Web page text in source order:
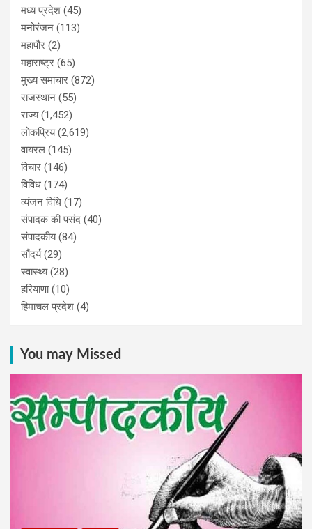
मध्य प्रदेश (45)
मनोरंजन (113)
महापौर (2)
महाराष्ट्र (65)
मुख्य समाचार (872)
राजस्थान (55)
राज्य(1,452)
लोकप्रिय(2,619)
वायरल (145)
विचार (146)
विविध (174)
व्यंजन विधि (17)
संपादक की पसंद (40)
संपादकीय(84)
सौंदर्य(29)
स्वास्थ्य(28)
हरियाणा(10)
हिमाचल प्रदेश (4)
You may Missed